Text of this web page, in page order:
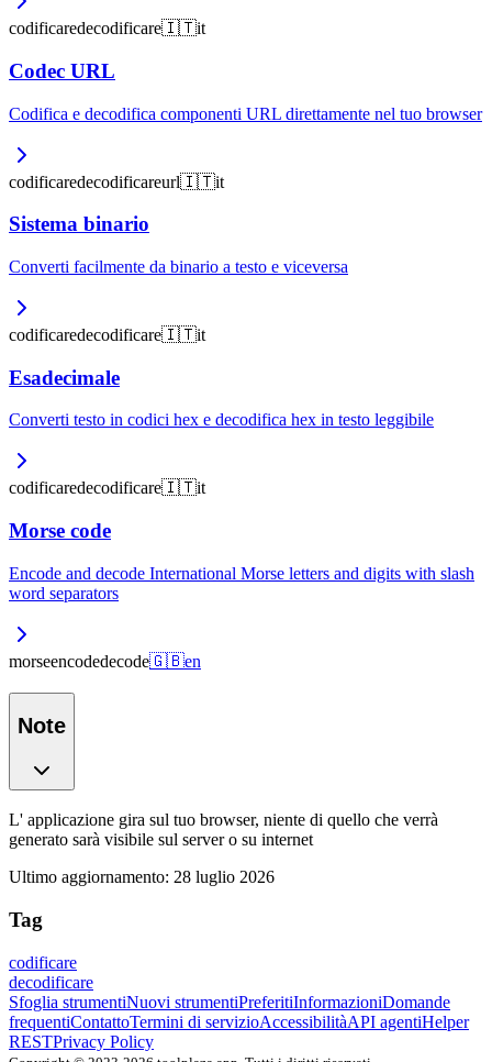
codificaredecodificare🇮🇹it
Codec URL
Codifica e decodifica componenti URL direttamente nel tuo browser
codificaredecodificareurl🇮🇹it
Sistema binario
Converti facilmente da binario a testo e viceversa
codificaredecodificare🇮🇹it
Esadecimale
Converti testo in codici hex e decodifica hex in testo leggibile
codificaredecodificare🇮🇹it
Morse code
Encode and decode International Morse letters and digits with slash
word separators
morseencodedecode🇬🇧en
Note
L' applicazione gira sul tuo browser, niente di quello che verrà
generato sarà visibile sul server o su internet
Ultimo aggiornamento: 28 luglio 2026
Tag
codificare
decodificare
Sfoglia strumentiNuovi strumentiPreferitiInformazioniDomande
frequentiContattoTermini di servizioAccessibilitàAPI agentiHelper
RESTPrivacy Policy